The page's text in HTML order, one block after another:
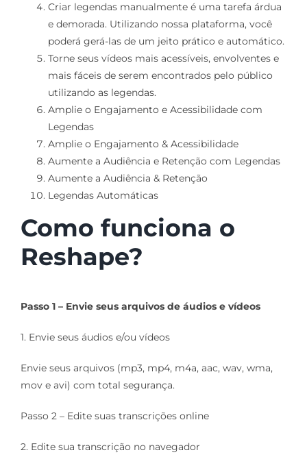
Criar legendas manualmente é uma tarefa árdua
e demorada. Utilizando nossa plataforma, você
poderá gerá-las de um jeito prático e automático.
Torne seus vídeos mais acessíveis, envolventes e
mais fáceis de serem encontrados pelo público
utilizando as legendas.
Amplie o Engajamento e Acessibilidade com
Legendas
Amplie o Engajamento & Acessibilidade
Aumente a Audiência e Retenção com Legendas
Aumente a Audiência & Retenção
Legendas Automáticas
Como funciona o
Reshape?
Passo 1 – Envie seus arquivos de áudios e vídeos
1. Envie seus áudios e/ou vídeos
Envie seus arquivos (mp3, mp4, m4a, aac, wav, wma,
mov e avi) com total segurança.
Passo 2 – Edite suas transcrições online
2. Edite sua transcrição no navegador